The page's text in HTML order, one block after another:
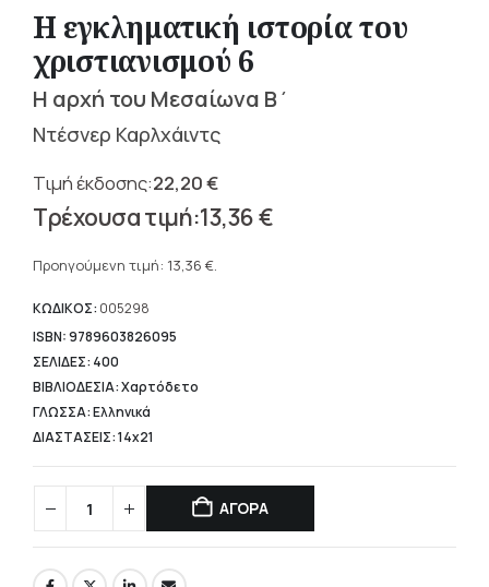
Η εγκληματική ιστορία του
χριστιανισμού 6
Η αρχή του Μεσαίωνα Β΄
Ντέσνερ Καρλχάιντς
22,20€
Original
price
22,20 €.
13,36€
τρέχουσα
είναι:
13,36 €.
Προηγούμενη τιμή: 13,36 €.
ΚΩΔΙΚΟΣ: 005298
ISBN: 9789603826095
ΣΕΛΙΔΕΣ: 400
ΒΙΒΛΙΟΔΕΣΙΑ: Χαρτόδετο
ΓΛΩΣΣΑ: Ελληνικά
ΔΙΑΣΤΑΣΕΙΣ: 14x21
ΑΓΟΡΑ